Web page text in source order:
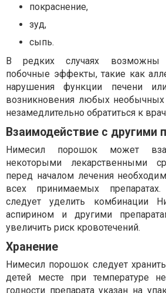
покраснение,
зуд,
сыпь.
В редких случаях возможны
побочные эффекты, такие как
нарушения функции печени
возникновения любых
незамедлительно обратиться к
Взаимодействие с другими
Нимесил порошок может
некоторыми лекарственными
перед началом лечения
всех принимаемых
следует уделить комбинации
аспирином и другими
увеличить риск кровотечений.
Хранение
Нимесил порошок следует
детей месте при температуре
годности препарата указан на